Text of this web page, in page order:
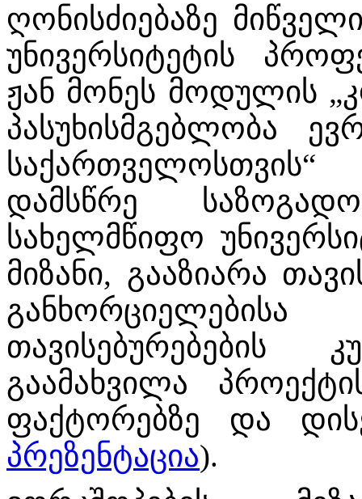
ღონისძიებაზე
უნივერსიტეტის
ჟან მონეს მოდულის
პასუხისმგებლობა
დამსწრე
სახელმწიფო
მიზანი, გააზიარა
გაამახვილა
ფაქტორებზე და
პრეზენტაცია).